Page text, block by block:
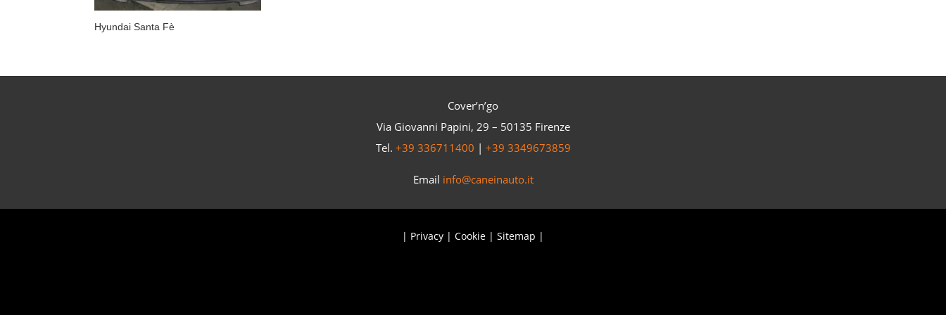
Hyundai Santa Fè
Cover’n’go
Via Giovanni Papini, 29 – 50135 Firenze
Tel. +39 336711400 | +39 3349673859
Email info@caneinauto.it
| Privacy | Cookie | Sitemap |